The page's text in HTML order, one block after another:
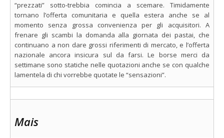
“prezzati” sotto-trebbia comincia a scemare. Timidamente
tornano l’offerta comunitaria e quella estera anche se al
momento senza grossa convenienza per gli acquisitori. A
frenare gli scambi la domanda alla giornata dei pastai, che
continuano a non dare grossi riferimenti di mercato, e l’offerta
nazionale ancora insicura sul da farsi. Le borse merci da
settimane sono statiche nelle quotazioni anche se con qualche
lamentela di chi vorrebbe quotate le “sensazioni”.
Mais